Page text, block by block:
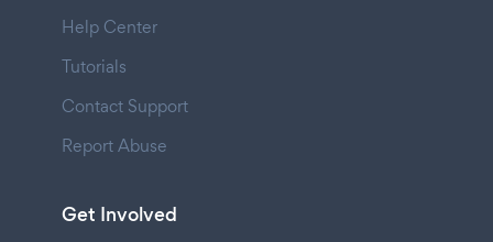
Help Center
Tutorials
Contact Support
Report Abuse
Get Involved